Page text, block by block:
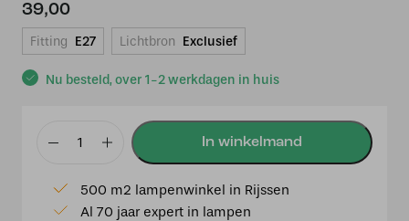
Nu besteld, over 1-2 werkdagen in huis
39,00
Fitting E27 Lichtbron Exclusief
Spot
500 m2 lampenwinkel in Rijssen
Al 70 jaar expert in lampen